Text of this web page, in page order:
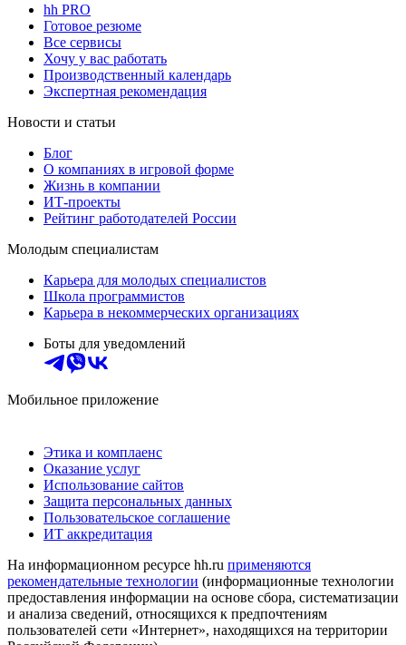
hh PRO
Готовое резюме
Все сервисы
Хочу у вас работать
Производственный календарь
Экспертная рекомендация
Новости и статьи
Блог
О компаниях в игровой форме
Жизнь в компании
ИТ-проекты
Рейтинг работодателей России
Молодым специалистам
Карьера для молодых специалистов
Школа программистов
Карьера в некоммерческих организациях
Боты для уведомлений
Мобильное приложение
Этика и комплаенс
Оказание услуг
Использование сайтов
Защита персональных данных
Пользовательское соглашение
ИТ аккредитация
На информационном ресурсе hh.ru применяются
рекомендательные технологии (информационные технологии
предоставления информации на основе сбора, систематизации
и анализа сведений, относящихся к предпочтениям
пользователей сети «Интернет», находящихся на территории